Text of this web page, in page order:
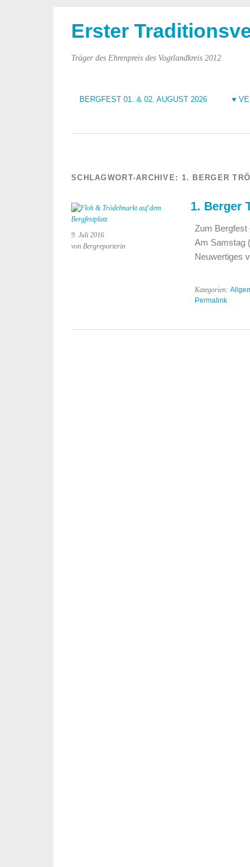
BERGFEST 01. & 02. AUGUST 2026 ♥
Erster
Träger des Ehrenpreis des Vogtlandkreis 2012
SCHLAGWORT-ARCHIVE: 1. BERGER
9. Juli 2016
von Bergreporterin
1. Berger
Zum Bergfest
Am Samstag
Neuwertiges
Kategorien:
Permalink